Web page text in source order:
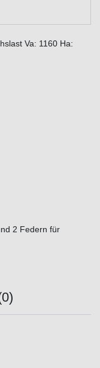
Va: 1160 Ha:
2 Federn für